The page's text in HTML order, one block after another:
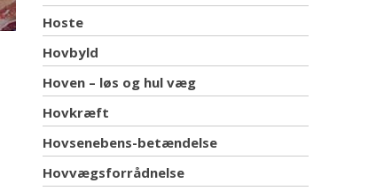
Hoste
Hovbyld
Hoven – løs og hul væg
Hovkræft
Hovsenebens-betændelse
Hovvægsforrådnelse